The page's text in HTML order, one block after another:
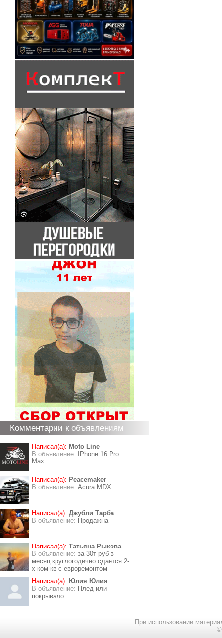
Комментарии к объявлениям
Написал(а): Moto Line
В объявление:
IPhone 16 Pro
Max
Написал(а): Peacemaker
В объявление: Acura MDX
Написал(а): Джубли Тарба
В объявление: Продажна
Написал(а): Татьяна Рыкова
В объявление: за 30т руб в
месяц круглогодично сдается 2-
х ком кв с евроремонтом
Написал(а): Юлия Юлия
В объявление: Плед или
покрывало
При использовании